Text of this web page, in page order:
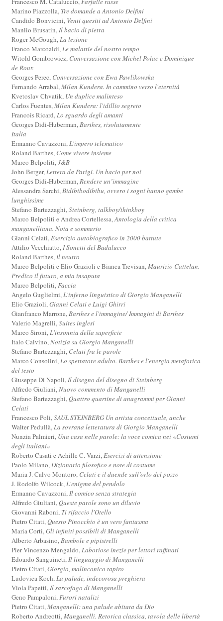
Marino Piazzolla, Tre domande a Antonio Delfini
Candido Bonvicini, Venti quesiti ad Antonio Delfini
Manlio Brusatin,Il bacio di pietra
Roger McGough,La lezione
Franco Marcoaldi,Le malattie del nostro tempo
Witold Gombrowicz, Conversazione con Michel Polac e Dominique
de Roux
Georges Perec, Conversazione con Ewa Pawlikowska
Fernando Arrabal,Milan Kundera. In cammino verso l'eternità
Kvetoslav Chvatìk, Un duplice malinteso
Carlos Fuentes,Milan Kundera: l'idillio segreto
Francois Ricard,Lo sguardo degli amanti
Georges Didi-Huberman,Barthes, risolutamente
Italia
Ermanno Cavazzoni,L'impero telematico
Roland Barthes, Come vivere insieme
Marco Belpoliti,J&B
John Berger,Lettera da Parigi. Un bacio per noi
Georges Didi-Huberman,Rendere un’immagine
Alessandra Sarchi,Bidibibodibibu, ovvero i sogni hanno gambe
lunghissime
Stefano Bartezzaghi,Steinberg, talkboy/thinkboy
Marco Belpoliti e Andrea Cortellessa,Antologia della critica
manganelliana. Nota e sommario
Gianni Celati,Esercizio autobiografico in 2000 battute
Attilio Vecchiatto,I Sonetti del Badalucco
Roland Barthes,Il neutro
Marco Belpoliti e Elio Grazioli e Bianca Trevisan,Maurizio Cattelan.
Predico il futuro, a mia insaputa
Marco Belpoliti,Faccia
Angelo Guglielmi,L'inferno linguistico di Giorgio Manganelli
Elio Grazioli,Gianni Celati e Luigi Ghirri
Gianfranco Marrone,Barthes e l'immagine/ Immagini di Barthes
Valerio Magrelli,Suites inglesi
Marco Sironi,L'insonnia della superficie
Italo Calvino,Notizia su Giorgio Manganelli
Stefano Bartezzaghi, Celati fra le parole
Marco Consolini,Lo spettatore adulto. Barthes e l'energia metaforica
del testo
Giuseppe Di Napoli,Il disegno del disegno di Steinberg
Alfredo Giuliani,Nuovo commento di Manganelli
Stefano Bartezzaghi,Quattro quartine di anagrammi per Gianni
Celati
Francesco Poli,SAUL STEINBERG Un artista concettuale, anche
Walter Pedullà,La sovrana letteratura di Giorgio Manganelli
Nunzia Palmieri, Una casa nelle parole: la voce comica nei «Costumi
degli italiani»
Roberto Casati e Achille C. Varzi,Esercizi di attenzione
Paolo Milano,Dizionario filosofico e note di costume
Maria J. Calvo Montoro, Celati e il duende sull’orlo del pozzo
J. Rodolfo Wilcock,L'enigma del pendolo
Ermanno Cavazzoni,Il comico senza strategia
Alfredo Giuliani,Queste parole sono un diluvio
Giovanni Raboni, Ti rifaccio l'Otello
Pietro Citati,Questo Pinocchio è un vero fantasma
Maria Corti,Gli infiniti possibili di Manganelli
Alberto Arbasino,Bambole e pipistrelli
Pier Vincenzo Mengaldo,Laboriose inezie per lettori raffinati
Edoardo Sanguineti,Il linguaggio di Manganelli
Pietro Citati,Giorgio, malinconico tapiro
Ludovica Koch,La palude, indecorosa preghiera
Viola Papetti,Il sarcofago di Manganelli
Geno Pampaloni,Furori natalizi
Pietro Citati,Manganelli: una palude abitata da Dio
Roberto Andreotti,Manganelli. Retorica classica, tavola delle libertà